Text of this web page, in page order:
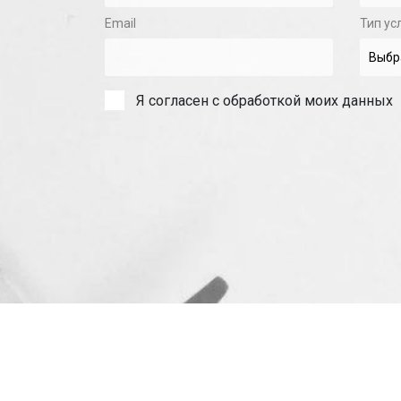
Email Тип
Я согласен с обработкой моих данных